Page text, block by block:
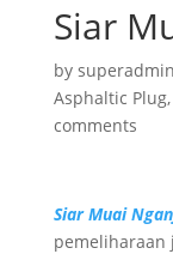
Siar
by superadmin
Asphaltic Plug,
comments
Siar Muai
pemeliharaan